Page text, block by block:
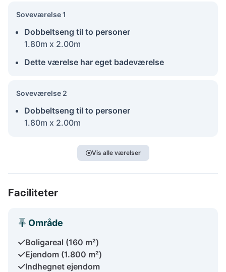
Soveværelse 1
Dobbeltseng til to personer
1.80m x 2.00m
Dette værelse har eget badeværelse
Soveværelse 2
Dobbeltseng til to personer
1.80m x 2.00m
Vis alle værelser
Faciliteter
Område
Boligareal (160 m²)
Ejendom (1.800 m²)
Indhegnet ejendom